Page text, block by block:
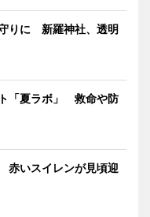
りに 新羅神社、透明
「夏ラボ」 救命や防
赤いスイレンが見頃迎